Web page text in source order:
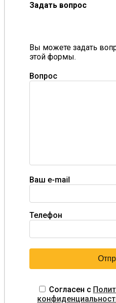
Задать вопрос
Вы можете задать
этой формы.
Вопрос
Ваш e-mail
Телефон
Согласен с